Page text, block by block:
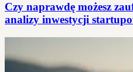
Czy naprawdę możesz
analizy inwestycji